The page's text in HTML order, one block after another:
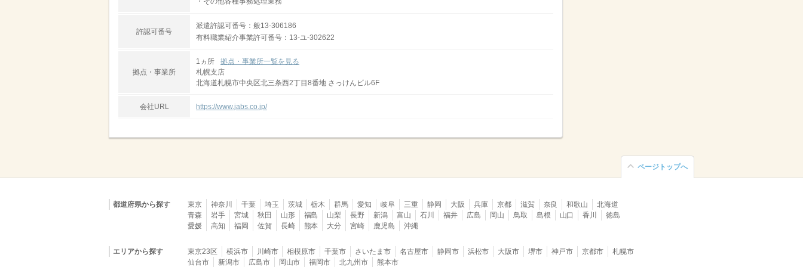
許認可番号
派遣許認可番号：般13-306186
有料職業紹介事業許可番号：13-ユ-302622
拠点・事業所
1ヵ所
拠点・事業所一覧を見る
札幌支店
北海道札幌市中央区北三条西2丁目8番地 さっけんビル6F
会社URL https://www.jabs.co.jp/
ページトップへ
都道府県から探す 東京 神奈川 千葉 埼玉 茨城 栃木 群馬 愛知 岐阜 三重 静岡 大阪 兵庫 京都 滋賀 奈良 和歌山
北海道
青森
岩手 宮城 秋田 山形 福島 山梨 長野 新潟 富山 石川 福井 広島 岡山 鳥取 島根 山口 香川
徳島
愛媛
高知 福岡 佐賀 長崎 熊本 大分 宮崎 鹿児島 沖縄
エリアから探す 東京23区 横浜市 川崎市 相模原市 千葉市 さいたま市 名古屋市 静岡市 浜松市 大阪市 堺市 神戸市 京都市
札幌市
仙台市
新潟市 広島市 岡山市 福岡市 北九州市 熊本市